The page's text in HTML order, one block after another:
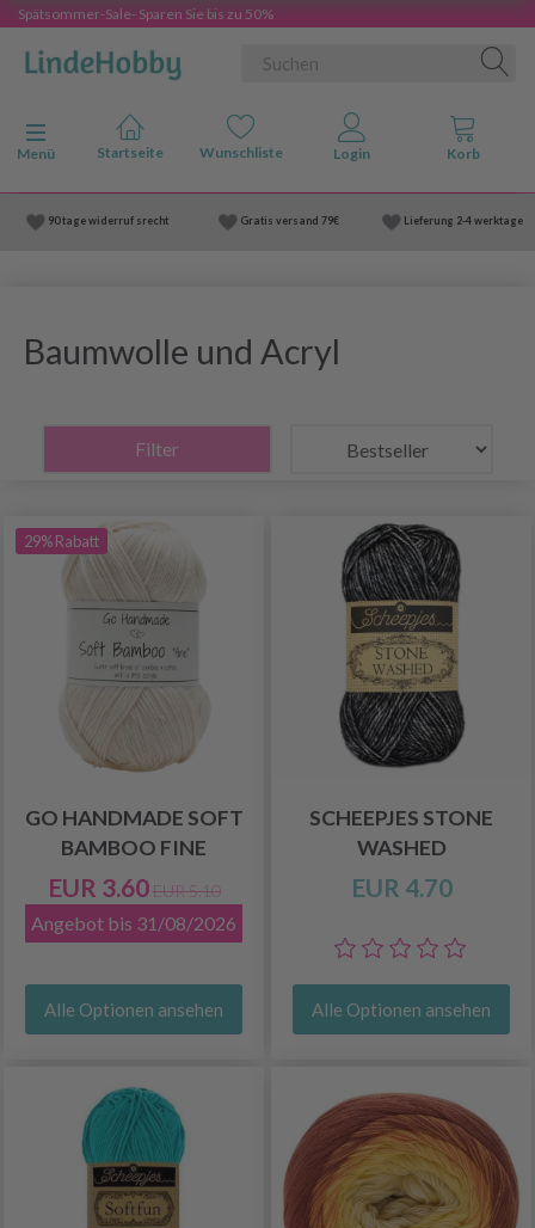
Spätsommer-Sale- Sparen Sie bis zu 50%
Anzeige ändern
Menü
90 tage widerruf srecht Gratis versand 79€ Lieferung 2-4 werktage
Baumwolle und Acryl
Filter
29% Rabatt
GO HANDMADE SOFT
BAMBOO FINE
EUR 3.60 EUR 5.10
Angebot bis 31/08/2026
Alle Optionen ansehen
SCHEEPJES STONE
WASHED
EUR 4.70
Alle Optionen ansehen